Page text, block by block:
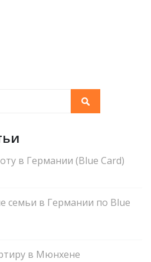
в Германии (Blue Card)
семьи в Германии по Blue
в Мюнхене